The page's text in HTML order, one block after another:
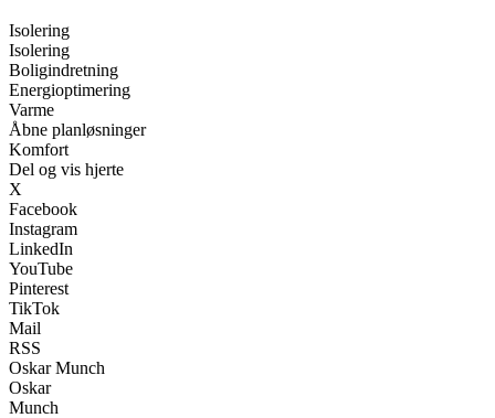
Isolering
Isolering
Boligindretning
Energioptimering
Varme
Åbne planløsninger
Komfort
Del og vis hjerte
X
Facebook
Instagram
LinkedIn
YouTube
Pinterest
TikTok
Mail
RSS
Oskar Munch
Oskar
Munch